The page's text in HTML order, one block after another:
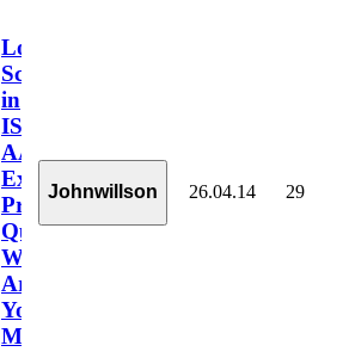
Low
Scores
in
ISACA
AAIA
Exam
Practice
Questions?
What
Are
You
Missing?
Johnwillson 26.04.14 29